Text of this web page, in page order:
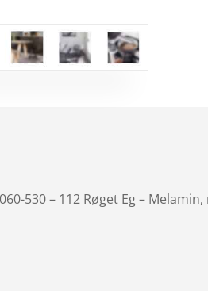
530 – 112 Røget Eg –